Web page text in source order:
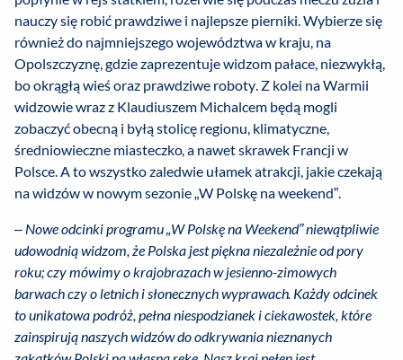
nauczy się robić prawdziwe i najlepsze pierniki. Wybierze się
również do najmniejszego województwa w kraju, na
Opolszczyznę, gdzie zaprezentuje widzom pałace, niezwykłą,
bo okrągłą wieś oraz prawdziwe roboty. Z kolei na Warmii
widzowie wraz z Klaudiuszem Michalcem będą mogli
zobaczyć obecną i byłą stolicę regionu, klimatyczne,
średniowieczne miasteczko, a nawet skrawek Francji w
Polsce. A to wszystko zaledwie ułamek atrakcji, jakie czekają
na widzów w nowym sezonie „W Polskę na weekend”.
– Nowe odcinki programu „W Polskę na Weekend” niewątpliwie
udowodnią widzom, że Polska jest piękna niezależnie od pory
roku; czy mówimy o krajobrazach w jesienno-zimowych
barwach czy o letnich i słonecznych wyprawach. Każdy odcinek
to unikatowa podróż, pełna niespodzianek i ciekawostek, które
zainspirują naszych widzów do odkrywania nieznanych